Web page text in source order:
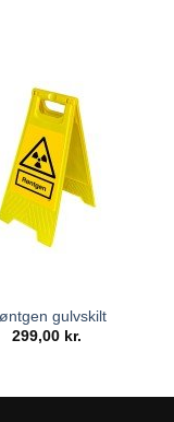
gulvskilt
299,00 kr.